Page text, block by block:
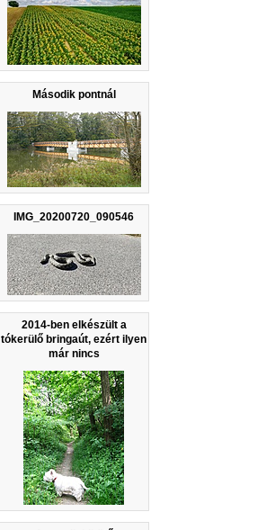
Második pontnál
IMG_20200720_090546
2014-ben elkészült a
tókerülő bringaút, ezért ilyen
már nincs